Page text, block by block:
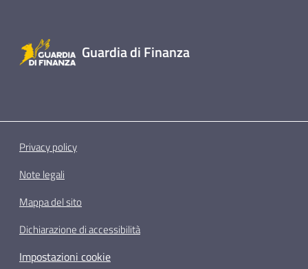
Guardia di Finanza
Privacy policy
Note legali
Mappa del sito
Dichiarazione di accessibilità
Impostazioni cookie